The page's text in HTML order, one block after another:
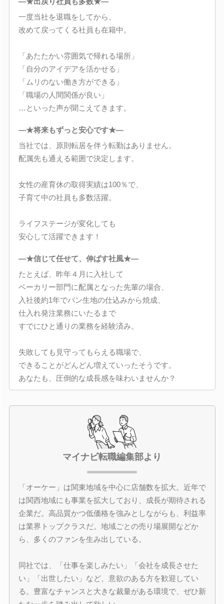
一度当社を退職をしてから、
改めて戻ってくる社員も在籍中。
「あたたかい雰囲気で帰れる場所」
「自分のアイデアを活かせる」
「ムリのない働き方ができる」
「職場の人間関係が良い」
…といった声が聞こえてきます。
―★将来もずっと安心です★―
当社では、原則転居を伴う転勤はありません。
配属先も通える範囲で決定します。
女性の産育休の取得実績は100％で、
子育て中の社員も多数活躍。
ライフステージが変化しても
安心して活躍できます！
―★信じて任せて、伸ばす社風★―
たとえば、昨年４月に入社して
ベーカリー部門に配属となった先輩の場合、
入社後約1年でパン生地の仕込みから焼成、
仕入れ発注業務にいたるまで
すでにひと通りの業務を経験済み。
失敗しても見守ってもらえる職場で、
できることがどんどん増えていったそうです。
あなたも、圧倒的な成長感を味わいませんか？
マイナビ転職編集部より
「オーケー」は関東地域を中心に店舗数を拡大。近年で
は関西地域にも事業を拡大しており、成長が期待される
企業だ。高品質かつ低価格を強みとしながらも、利益率
は業界トップクラスだ。地域ごとの売り場展開などか
ら、多くのファンを生み出している。
同社では、「仕事を楽しみたい」「会社を成長させた
い」「出世したい」など、意欲のある方を歓迎してい
る。豊富なチャンスと大きな裁量がある環境で、ぜひ新